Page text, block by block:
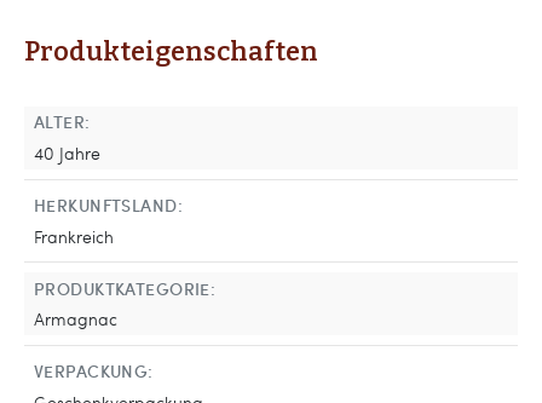
Produkteigenschaften
ALTER:
40 Jahre
HERKUNFTSLAND:
Frankreich
PRODUKTKATEGORIE:
Armagnac
VERPACKUNG: